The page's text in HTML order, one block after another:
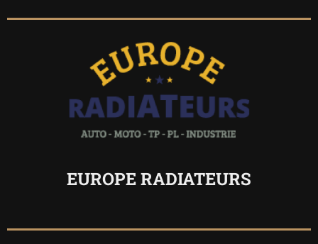
EUROPE RADIATEURS